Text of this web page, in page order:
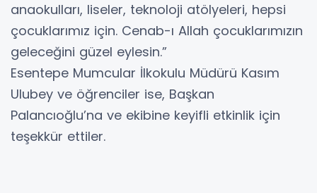
anaokulları, liseler, teknoloji atölyeleri, hepsi
çocuklarımız için. Cenab-ı Allah çocuklarımızın
geleceğini güzel eylesin.”
Esentepe Mumcular İlkokulu Müdürü Kasım
Ulubey ve öğrenciler ise, Başkan
Palancıoğlu’na ve ekibine keyifli etkinlik için
teşekkür ettiler.